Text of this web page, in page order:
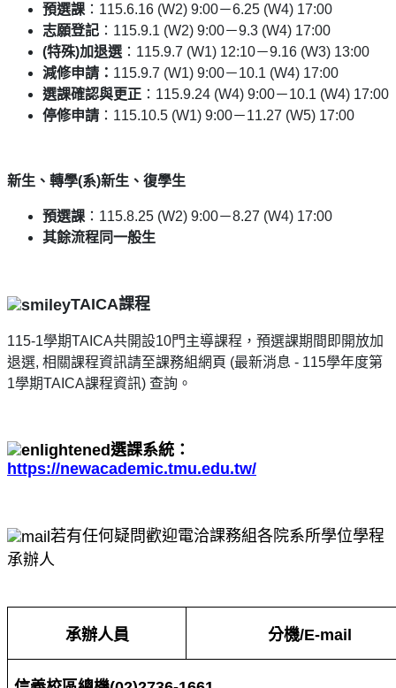
預選課 ：115.6.16 (W2) 9:00－6.25 (W4) 17:00
志願登記 ：115.9.1 (W2) 9:00－9.3 (W4) 17:00
(特殊)加退選 ：115.9.7 (W1) 12:10－9.16 (W3) 13:00
減修申請： 115.9.7 (W1) 9:00－10.1 (W4) 17:00
選課確認與更正 ：115.9.24 (W4) 9:00－10.1 (W4) 17:00
停修申請 ：115.10.5 (W1) 9:00－11.27 (W5) 17:00
新生、轉學(系)新生、復學生
預選課 ：115.8.25 (W2) 9:00－8.27 (W4) 17:00
其餘流程同一般生
TAICA課程
115-1學期TAICA共開設10門主導課程，預選課期間即開放加
退選, 相關課程資訊請至課務組網頁 (最新消息 - 115學年度第
1學期TAICA課程資訊) 查詢。
選課系統：
https://newacademic.tmu.edu.tw/
若有任何疑問歡迎電洽課務組各院系所學位學程
承辦人
承辦人員 分機/E-mail